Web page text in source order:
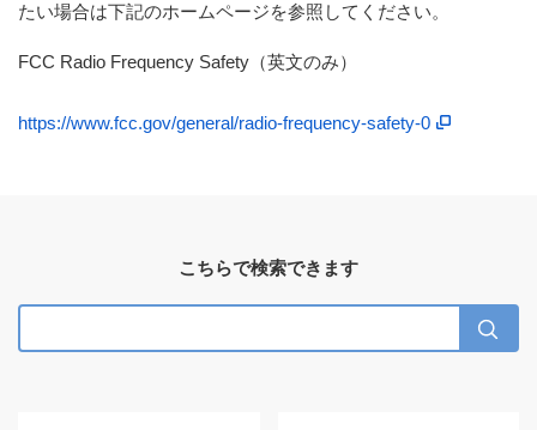
たい場合は下記のホームページを参照してください。
FCC Radio Frequency Safety（英文のみ）
https://www.fcc.gov/general/radio-frequency-safety-0
こちらで検索できます